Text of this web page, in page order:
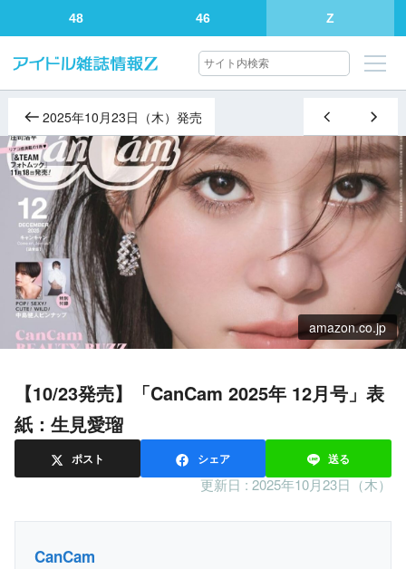
48 46 Z
2025年10月23日（木）発売
amazon.co.jp
【10/23発売】「CanCam 2025年 12月号」表
紙：生見愛瑠
ポスト シェア 送る
更新日 : 2025年10月23日（木）
CanCam